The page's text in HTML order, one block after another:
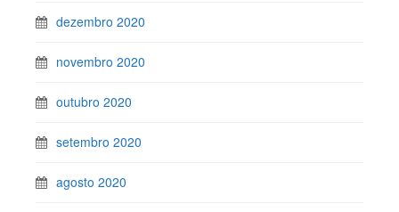
dezembro 2020
novembro 2020
outubro 2020
setembro 2020
agosto 2020